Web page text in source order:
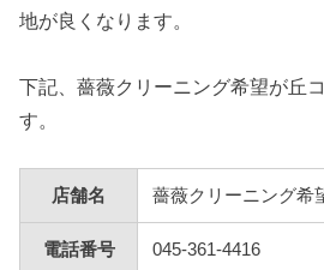
地が良くなります。
下記、薔薇クリーニング希望が丘
す。
店舗名 薔薇クリーニング希
電話番号 045-361-4416